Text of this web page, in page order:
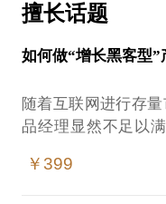
擅长话题
如何做“增长黑客型”
随着互联网进行存
品经理显然不足以
业务的高速增长，
￥399